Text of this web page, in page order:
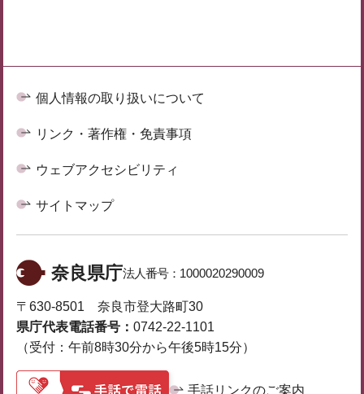
個人情報の取り扱いについて
リンク・著作権・免責事項
ウェブアクセシビリティ
サイトマップ
奈良県庁法人番号： 1000020290009
〒630-8501 奈良市登大路町30
県庁代表電話番号： 0742-22-1101
（受付：午前8時30分から午後5時15分）
手話リンクのご案内